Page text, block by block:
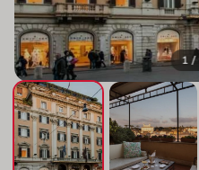
1 /